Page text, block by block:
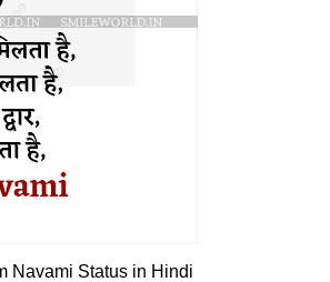
Navami Status in Hindi